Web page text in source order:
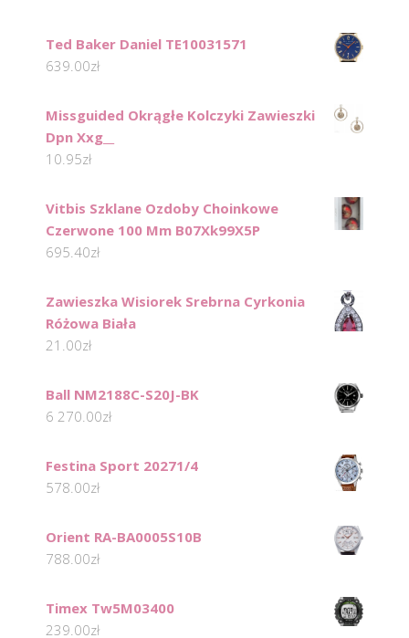
Ted Baker Daniel TE10031571
639.00zł
Missguided Okrągłe Kolczyki Zawieszki
Dpn Xxg__
10.95zł
Vitbis Szklane Ozdoby Choinkowe
Czerwone 100 Mm B07Xk99X5P
695.40zł
Zawieszka Wisiorek Srebrna Cyrkonia
Różowa Biała
21.00zł
Ball NM2188C-S20J-BK
6 270.00zł
Festina Sport 20271/4
578.00zł
Orient RA-BA0005S10B
788.00zł
Timex Tw5M03400
239.00zł